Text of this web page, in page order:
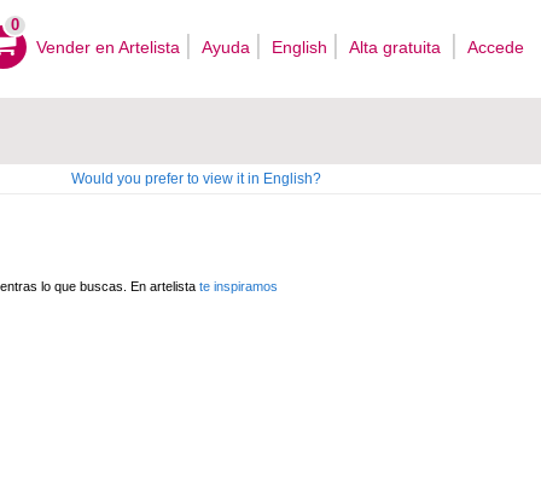
0
Vender en Artelista Ayuda English Alta gratuita Accede
Would you prefer to view it in English?
lo que buscas. En artelista te inspiramos